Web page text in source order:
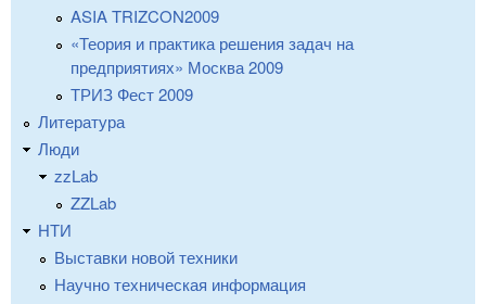
ASIA TRIZCON2009
«Теория и практика решения задач на
предприятиях» Москва 2009
ТРИЗ Фест 2009
Литература
Люди
zzLab
ZZLab
НТИ
Выставки новой техники
Научно техническая информация